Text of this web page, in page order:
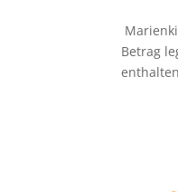
Betrag